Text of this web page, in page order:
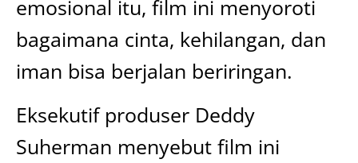
emosional itu, film ini menyoroti
bagaimana cinta, kehilangan, dan
iman bisa berjalan beriringan.
Eksekutif produser Deddy
Suherman menyebut film ini